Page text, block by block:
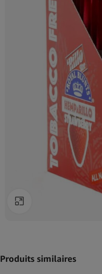
Produits similaires